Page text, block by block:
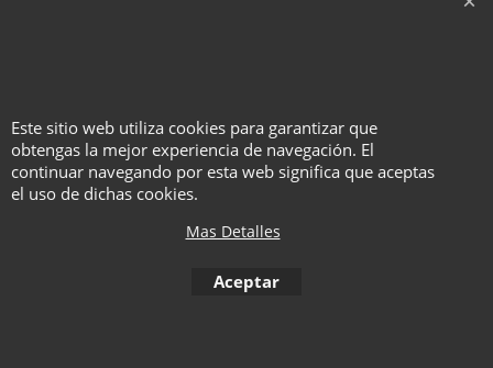
Este sitio web utiliza cookies para garantizar que
obtengas la mejor experiencia de navegación. El
continuar navegando por esta web significa que aceptas
el uso de dichas cookies.
Mas Detalles
Aceptar